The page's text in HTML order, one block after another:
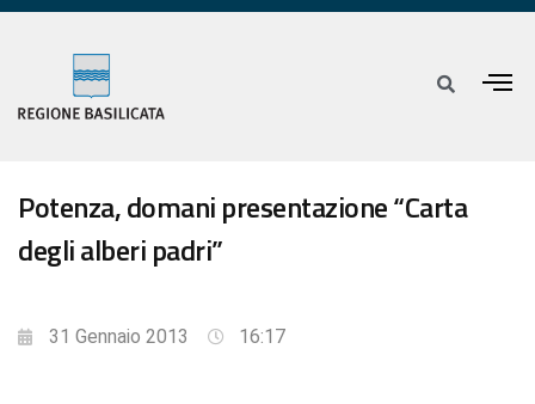
Potenza, domani presentazione “Carta
degli alberi padri”
31 Gennaio 2013 16:17